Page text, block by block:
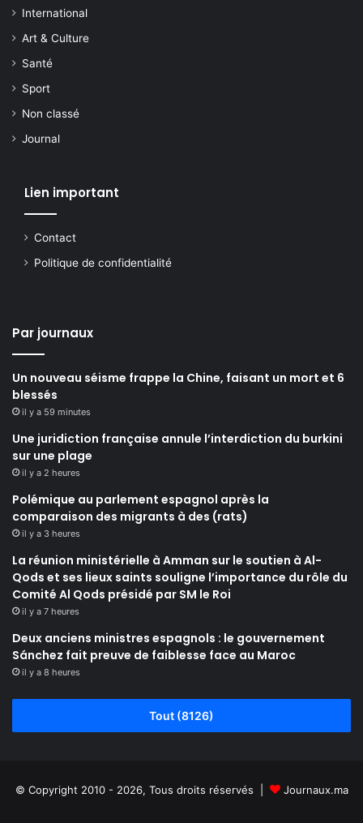
International
Art & Culture
Santé
Sport
Non classé
Journal
Lien important
Contact
Politique de confidentialité
Par journaux
Un nouveau séisme frappe la Chine, faisant un mort et 6
blessés
il y a 59 minutes
Une juridiction française annule l’interdiction du burkini
sur une plage
il y a 2 heures
Polémique au parlement espagnol après la
comparaison des migrants à des (rats)
il y a 3 heures
La réunion ministérielle à Amman sur le soutien à Al-
Qods et ses lieux saints souligne l’importance du rôle du
Comité Al Qods présidé par SM le Roi
il y a 7 heures
Deux anciens ministres espagnols : le gouvernement
Sánchez fait preuve de faiblesse face au Maroc
il y a 8 heures
Tout (8126)
© Copyright 2010 - 2026, Tous droits réservés | Journaux.ma